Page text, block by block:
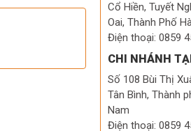
Cổ Hiền, Tuyết
Oai, Thành Phố
Điện thoại: 0859
CHI NHÁNH
Số 108 Bùi Thị
Tân Bình, Thành
Nam
Điện thoại: 0859